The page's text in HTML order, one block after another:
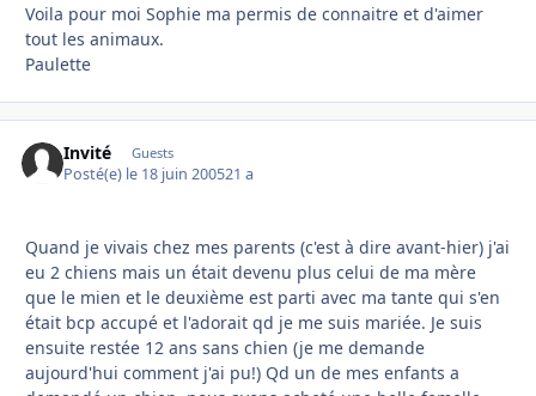
Voila pour moi Sophie ma permis de connaitre et d'aimer
tout les animaux.
Paulette
Invité Guests
Posté(e) le 18 juin 200521 a
Quand je vivais chez mes parents (c'est à dire avant-hier) j'ai
eu 2 chiens mais un était devenu plus celui de ma mère
que le mien et le deuxième est parti avec ma tante qui s'en
était bcp accupé et l'adorait qd je me suis mariée. Je suis
ensuite restée 12 ans sans chien (je me demande
aujourd'hui comment j'ai pu!) Qd un de mes enfants a